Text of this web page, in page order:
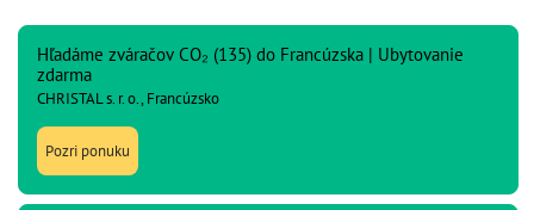
Hľadáme zváračov CO₂ (135) do Francúzska | Ubytovanie
zdarma
CHRISTAL s. r. o., Francúzsko
Pozri ponuku